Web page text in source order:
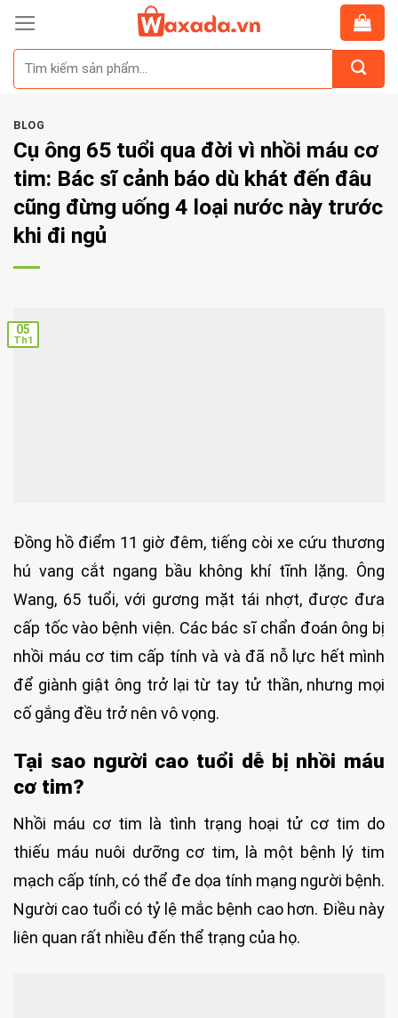
Skip
content
BLOG
Cụ ông 65 tuổi qua đời vì nhồi máu cơ
tim: Bác sĩ cảnh báo dù khát đến đâu
cũng đừng uống 4 loại nước này trước
khi đi ngủ
05
Th1
Đồng hồ điểm 11 giờ đêm, tiếng còi xe cứu thương
hú vang cắt ngang bầu không khí tĩnh lặng. Ông
Wang, 65 tuổi, với gương mặt tái nhợt, được đưa
cấp tốc vào bệnh viện. Các bác sĩ chẩn đoán ông bị
nhồi máu cơ tim cấp tính và và đã nỗ lực hết mình
để giành giật ông trở lại từ tay tử thần, nhưng mọi
cố gắng đều trở nên vô vọng.
Tại sao người cao tuổi dễ bị nhồi máu
cơ tim?
Nhồi máu cơ tim là tình trạng hoại tử cơ tim do
thiếu máu nuôi dưỡng cơ tim, là một bệnh lý tim
mạch cấp tính, có thể đe dọa tính mạng người bệnh.
Người cao tuổi có tỷ lệ mắc bệnh cao hơn. Điều này
liên quan rất nhiều đến thể trạng của họ.